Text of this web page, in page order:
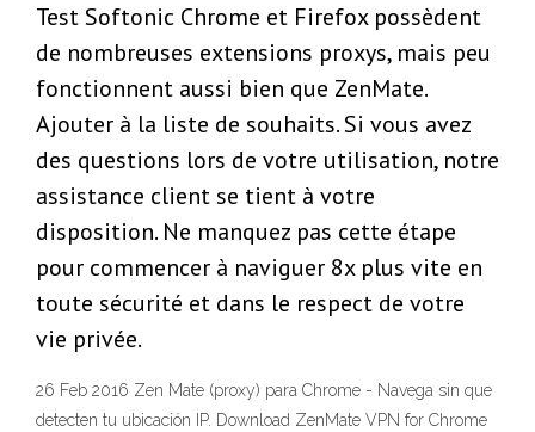
Test Softonic Chrome et Firefox possèdent
de nombreuses extensions proxys, mais peu
fonctionnent aussi bien que ZenMate.
Ajouter à la liste de souhaits. Si vous avez
des questions lors de votre utilisation, notre
assistance client se tient à votre
disposition. Ne manquez pas cette étape
pour commencer à naviguer 8x plus vite en
toute sécurité et dans le respect de votre
vie privée.
26 Feb 2016 Zen Mate (proxy) para Chrome - Navega sin que
detecten tu ubicación IP. Download ZenMate VPN for Chrome